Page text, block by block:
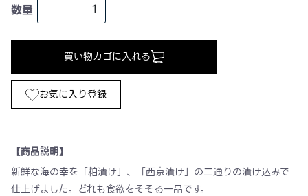
数量
買い物カゴに入れる
お気に入り登録
【商品説明】
新鮮な海の幸を「粕漬け」、「西京漬け」の二通りの漬け込みで
仕上げました。どれも食欲をそそる一品です。